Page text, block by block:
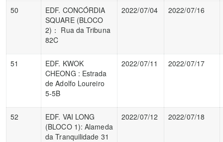
50
EDF. CONCÓRDIA
SQUARE (BLOCO
2)： Rua da Tribuna
82C
2022/07/04 2022/07/16
51
EDF. KWOK
CHEONG : Estrada
de Adolfo Loureiro
5-5B
2022/07/11 2022/07/17
52
EDF. VAI LONG
(BLOCO 1): Alameda
da Tranquilidade 31
2022/07/12 2022/07/18